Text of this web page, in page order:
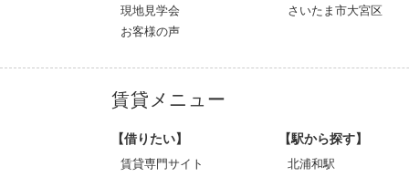
現地見学会
お客様の声
さいたま市大宮区
賃貸メニュー
【借りたい】
賃貸専門サイト
【駅から探す】
北浦和駅